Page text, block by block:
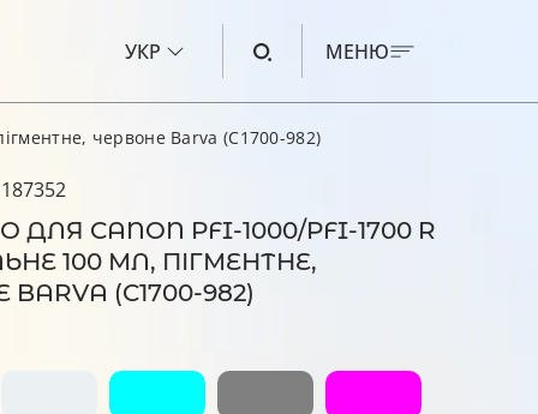
УКР МЕНЮ
ЧОРНИЛО ДЛЯ HP
ЧОРНИЛО ДЛЯ EPSON
червоне Barva (C1700-982)
CANON PFI-1000/PFI-1700 R
100 МЛ, ПІГМЕНТНЕ,
(C1700-982)